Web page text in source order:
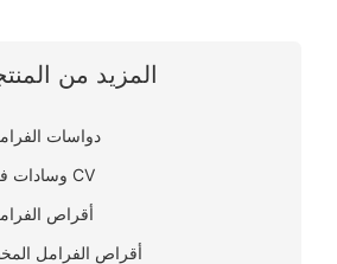
المزيد من
دواسات
وسادات فرامل CV
أقراص
أقراص الفرامل